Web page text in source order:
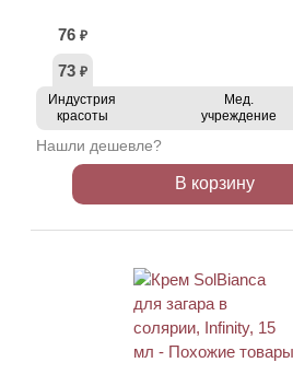
76 ₽
73 ₽
Индустрия
красоты
Мед.
учреждение
Нашли дешевле?
В корзину